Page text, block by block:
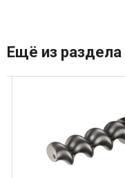
Ещё из раздела